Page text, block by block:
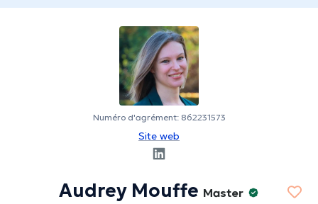
Numéro d'agrément: 862231573
Site web
Audrey Mouffe Master